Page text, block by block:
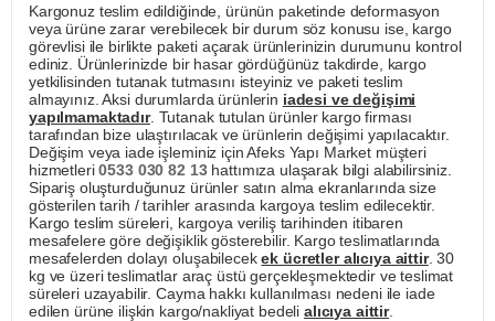
Kargonuz teslim edildiğinde, ürünün paketinde deformasyon
veya ürüne zarar verebilecek bir durum söz konusu ise, kargo
görevlisi ile birlikte paketi açarak ürünlerinizin durumunu kontrol
ediniz. Ürünlerinizde bir hasar gördüğünüz takdirde, kargo
yetkilisinden tutanak tutmasını isteyiniz ve paketi teslim
almayınız. Aksi durumlarda ürünlerin iadesi ve değişimi
yapılmamaktadır. Tutanak tutulan ürünler kargo firması
tarafından bize ulaştırılacak ve ürünlerin değişimi yapılacaktır.
Değişim veya iade işleminiz için Afeks Yapı Market müşteri
hizmetleri0533 030 82 13hattımıza ulaşarak bilgi alabilirsiniz.
Sipariş oluşturduğunuz ürünler satın alma ekranlarında size
gösterilen tarih / tarihler arasında kargoya teslim edilecektir.
Kargo teslim süreleri, kargoya veriliş tarihinden itibaren
mesafelere göre değişiklik gösterebilir. Kargo teslimatlarında
mesafelerden dolayı oluşabilecekek ücretler alıcıya aittir. 30
kg ve üzeri teslimatlar araç üstü gerçekleşmektedir ve teslimat
süreleri uzayabilir. Cayma hakkı kullanılması nedeni ile iade
edilen ürüne ilişkin kargo/nakliyat bedeli alıcıya aittir.